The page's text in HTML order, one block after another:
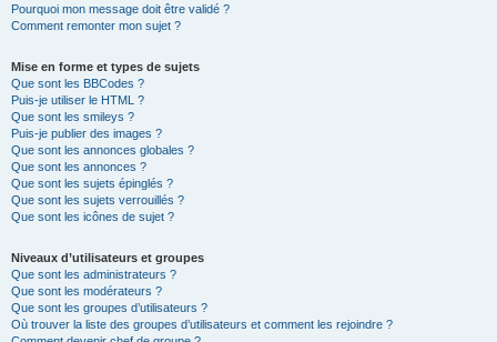
Pourquoi mon message doit être validé ?
Comment remonter mon sujet ?
Mise en forme et types de sujets
Que sont les BBCodes ?
Puis-je utiliser le HTML ?
Que sont les smileys ?
Puis-je publier des images ?
Que sont les annonces globales ?
Que sont les annonces ?
Que sont les sujets épinglés ?
Que sont les sujets verrouillés ?
Que sont les icônes de sujet ?
Niveaux d’utilisateurs et groupes
Que sont les administrateurs ?
Que sont les modérateurs ?
Que sont les groupes d’utilisateurs ?
Où trouver la liste des groupes d’utilisateurs et comment les rejoindre ?